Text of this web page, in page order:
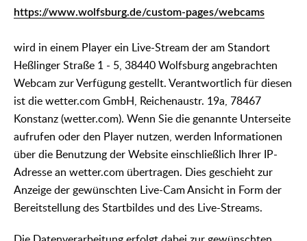
https://www.wolfsburg.de/custom-pages/webcams
wird in einem Player ein Live-Stream der am Standort
Heßlinger Straße 1 - 5, 38440 Wolfsburg angebrachten
Webcam zur Verfügung gestellt. Verantwortlich für diesen
ist die wetter.com GmbH, Reichenaustr. 19a, 78467
Konstanz (wetter.com). Wenn Sie die genannte Unterseite
aufrufen oder den Player nutzen, werden Informationen
über die Benutzung der Website einschließlich Ihrer IP-
Adresse an wetter.com übertragen. Dies geschieht zur
Anzeige der gewünschten Live-Cam Ansicht in Form der
Bereitstellung des Startbildes und des Live-Streams.